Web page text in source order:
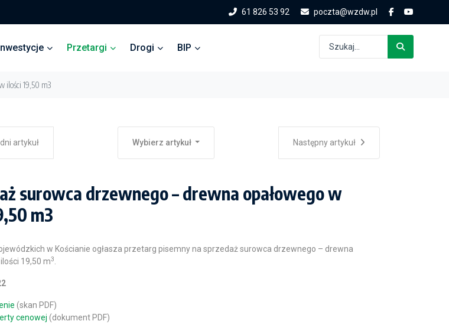
61 826 53 92 poczta@wzdw.pl
Przetargi Drogi BIP
ilości 19,50 m3
artykuł Wybierz artykuł Następny artykuł
surowca drzewnego – drewna opałowego w
m3
w Kościanie ogłasza przetarg pisemny na sprzedaż surowca drzewnego – drewna
19,50 m3
(skan PDF)
cenowej (dokument PDF)